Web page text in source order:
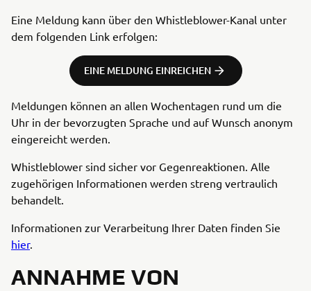
Eine Meldung kann über den Whistleblower-Kanal unter
dem folgenden Link erfolgen:
EINE MELDUNG EINREICHEN
Meldungen können an allen Wochentagen rund um die
Uhr in der bevorzugten Sprache und auf Wunsch anonym
eingereicht werden.
Whistleblower sind sicher vor Gegenreaktionen. Alle
zugehörigen Informationen werden streng vertraulich
behandelt.
Informationen zur Verarbeitung Ihrer Daten finden Sie
hier.
ANNAHME VON